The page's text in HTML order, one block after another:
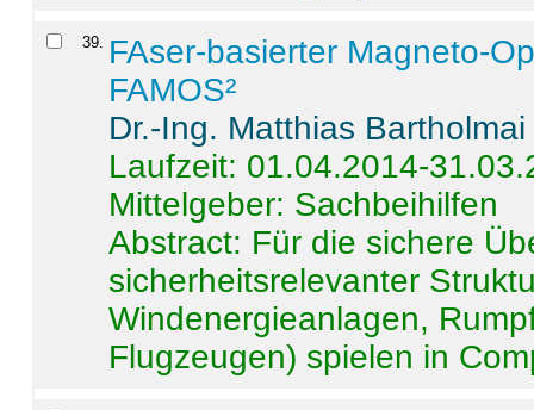
39. FAser-basierter Magneto-
FAMOS²
Dr.-Ing. Matthias Bartholmai
Laufzeit: 01.04.2014-
Mittelgeber: Sachbeihilfen
Abstract: Für die sichere
sicherheitsrelevanter
Windenergieanlagen,
Flugzeugen) spielen in